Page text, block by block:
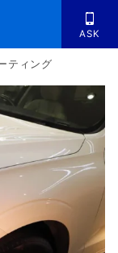
ASK
ティング